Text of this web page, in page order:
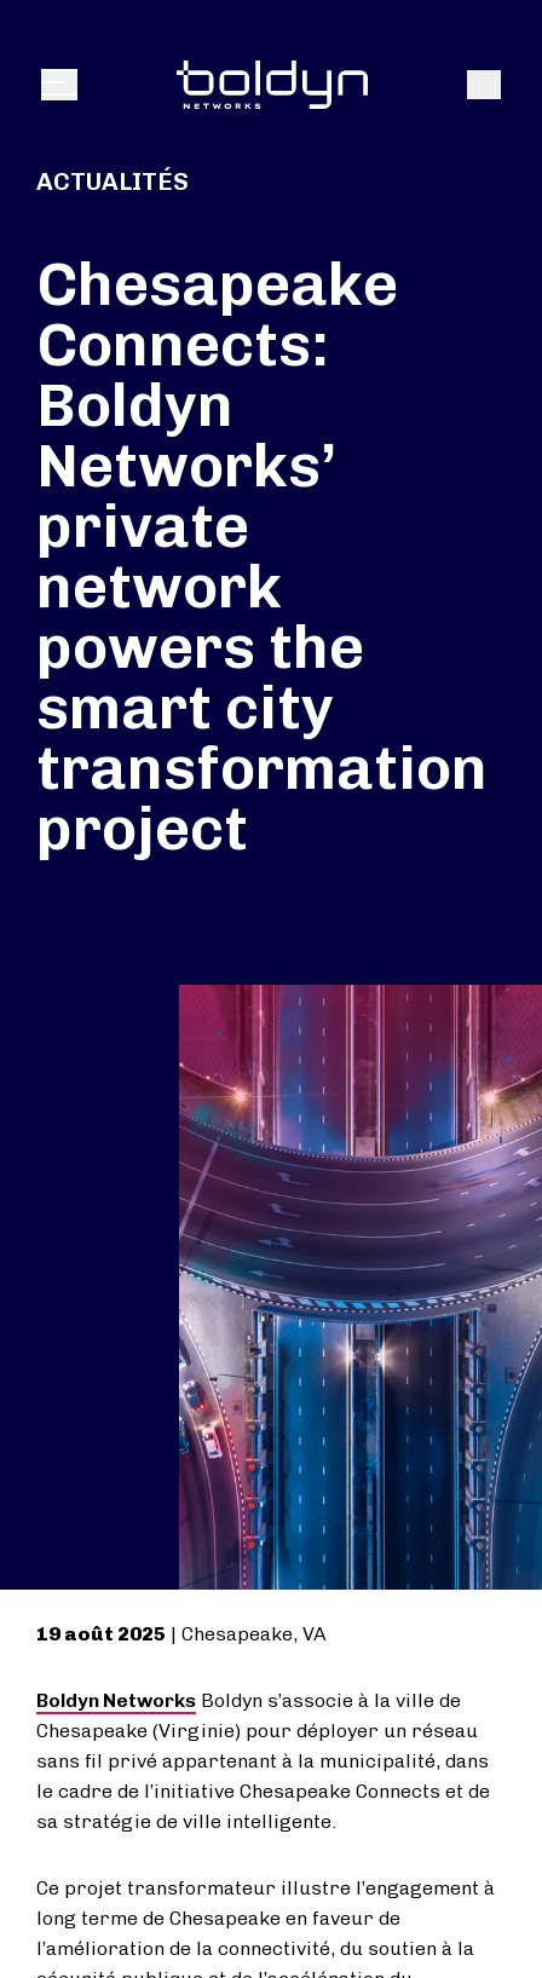
Menu
ACTUALITÉS
Chesapeake
Connects:
Boldyn
Networks’
private
network
powers the
smart city
transformation
project
19 août 2025 | Chesapeake, VA
Boldyn Networks Boldyn s’associe à la ville de
Chesapeake (Virginie) pour déployer un réseau
sans fil privé appartenant à la municipalité, dans
le cadre de l’initiative Chesapeake Connects et de
sa stratégie de ville intelligente.
Ce projet transformateur illustre l’engagement à
long terme de Chesapeake en faveur de
l’amélioration de la connectivité, du soutien à la